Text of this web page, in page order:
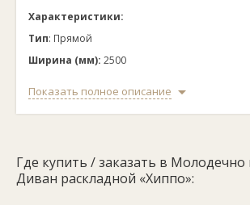
Характеристики:
Тип: Прямой
Ширина (мм): 2500
Глубина (мм):1050
Длина спального места (мм):1970
Ширина спального места (мм):
Показать полное описание
Где купить / заказать в Молодечно
Диван раскладной «Хиппо»: